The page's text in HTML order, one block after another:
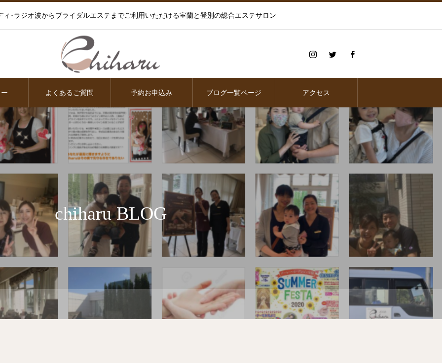
ィ･ラジオ波からブライダルエステまでご利用いただける室蘭と登別の総合エステサロン
よくあるご質問 予約お申込み ブログ一覧ページ アクセス
chiharu BLOG